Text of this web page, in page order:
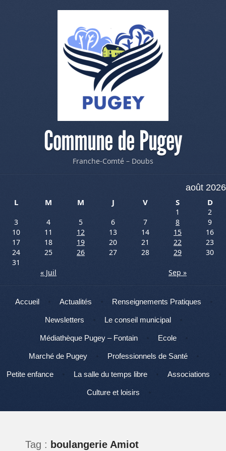
Commune de Pugey
Franche-Comté – Doubs
août 2026
L
M M J V S D
1
2
3
4 5 6 7 8
9
10
11 12 13 14 15
16
17
18 19 20 21 22
23
24
25 26 27 28 29
30
31
« Juil
Sep »
Menu
Aller au contenu
Accueil Actualités Renseignements Pratiques
Newsletters Le conseil municipal
Médiathèque Pugey – Fontain Ecole
Marché de Pugey Professionnels de Santé
Petite enfance La salle du temps libre Associations
Culture et loisirs
Tag : boulangerie Amiot